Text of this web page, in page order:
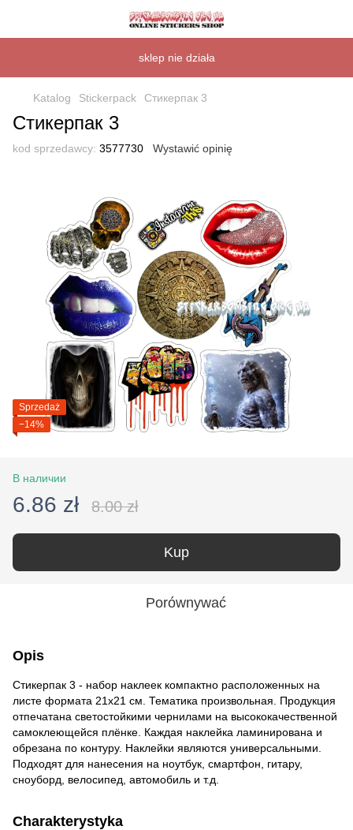
sklep nie działa
Katalog Stickerpack Стикерпак 3
Стикерпак 3
kod sprzedawcy: 3577730 Wystawić opinię
Sprzedaż
−14%
В наличии
6.86 zł 8.00 zł
Kup
Porównywać
Opis
Стикерпак 3 - набор наклеек компактно расположенных на
листе формата 21x21 см. Тематика произвольная. Продукция
отпечатана светостойкими чернилами на высококачественной
самоклеющейся плёнке. Каждая наклейка ламинирована и
обрезана по контуру. Наклейки являются универсальными.
Подходят для нанесения на ноутбук, смартфон, гитару,
сноуборд, велосипед, автомобиль и т.д.
Charakterystyka